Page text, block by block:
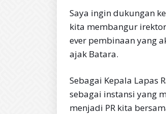
Saya ingin dukungan
kita membangur
ever pembinaan yang
ajak Batara.
Sebagai Kepala Lapas
sebagai instansi yang
menjadi PR kita